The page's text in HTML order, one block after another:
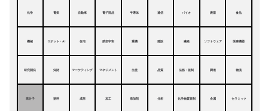
化学 電気 自動車 電子部品 半導体 通信 バイオ 農業 食品
機械 ロボット・AI 住宅 航空宇宙 重機 建設 繊維 ソフトウェア 医療機器
研究開発 知財 マーケティング マネジメント 生産 品質 法務・規制 調達 物流
高分子 塗料 成形 加工 添加剤 分析 化学物質規制 金属 セラミック